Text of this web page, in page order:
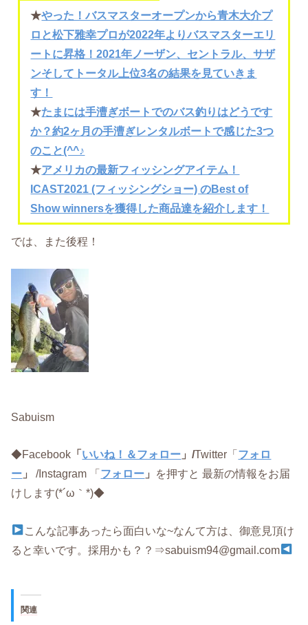
★やった！バスマスターオープンから青木大介プ
ロと松下雅幸プロが2022年よりバスマスターエリ
ートに昇格！2021年ノーザン、セントラル、サザ
ンそしてトータル上位3名の結果を見ていきま
す！
★たまには手漕ぎボートでのバス釣りはどうです
か？約2ヶ月の手漕ぎレンタルボートで感じた3つ
のこと(^^♪
★アメリカの最新フィッシングアイテム！
ICAST2021 (フィッシングショー) のBest of
Show winnersを獲得した商品達を紹介します！
では、また後程！
Sabuism
◆Facebook 「 いいね！＆フォロー 」/Twitter「 フォロ
ー 」/Instagram 「 フォロー 」 を押すと 最新の情報をお届
けします(*´ω｀*)◆
こんな記事あったら面白いな~なんて方は、御意見頂け
ると幸いです。採用かも？？⇒sabuism94@gmail.com
関連